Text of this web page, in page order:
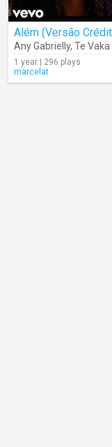
Any Gabrielly, Te Vaka
1 year | 296 plays
marcelat